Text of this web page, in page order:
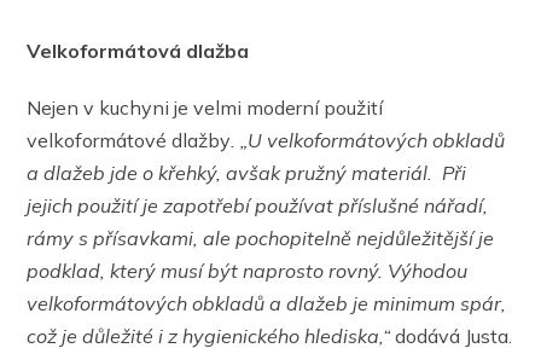
Velkoformátová dlažba
Nejen v kuchyni je velmi moderní použití
velkoformátové dlažby
U velkoformátových obkladů
a dlažeb jde o křehký,avšakpružný materiál. Při
jejich použití je zapotřebí používat příslušné nářadí,
rámy s přísavkami, ale pochopitelně nejdůležitější je
podklad, který musí být naprosto rovný. Výhodou
velkoformátových obkladů a dlažeb je minimum spár,
což je důležité i z hygienického hlediska,“dodává Justa.